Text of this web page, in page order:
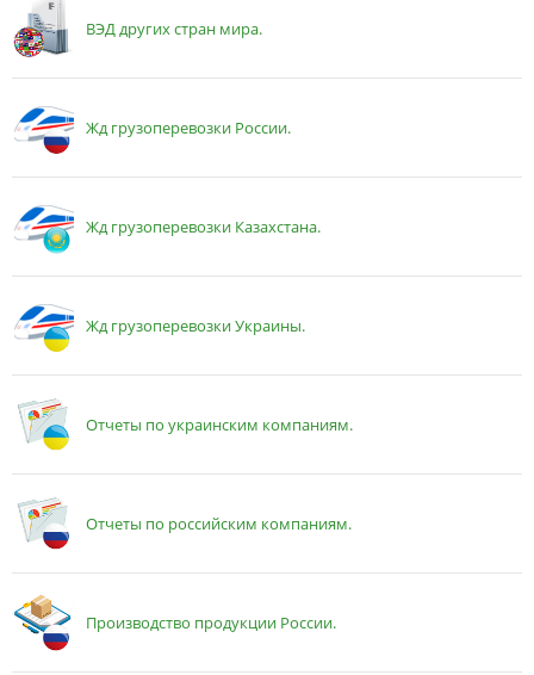
ВЭД других стран мира.
Жд грузоперевозки России.
Жд грузоперевозки Казахстана.
Жд грузоперевозки Украины.
Отчеты по украинским компаниям.
Отчеты по российским компаниям.
Производство продукции России.